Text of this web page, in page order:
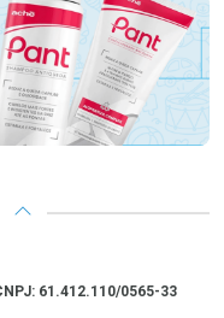
61.412.110/0565-33